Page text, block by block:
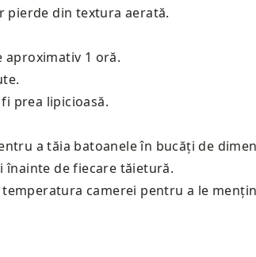
pierde din textura aerată.
aproximativ 1 oră.
prea lipicioasă.
a tăia batoanele în bucăți de
de fiecare tăietură.
camerei pentru a le